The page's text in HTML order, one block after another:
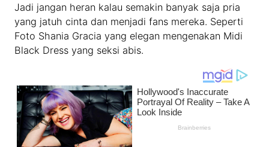
Jadi jangan heran kalau semakin banyak saja pria
yang jatuh cinta dan menjadi fans mereka. Seperti
Foto Shania Gracia yang elegan mengenakan Midi
Black Dress yang seksi abis.